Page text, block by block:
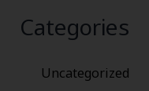
Categories
Uncategorized